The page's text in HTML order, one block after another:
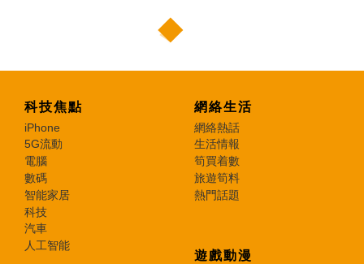
科技焦點
iPhone
5G流動
電腦
數碼
智能家居
科技
汽車
人工智能
網絡生活
網絡熱話
生活情報
筍買着數
旅遊筍料
熱門話題
遊戲動漫